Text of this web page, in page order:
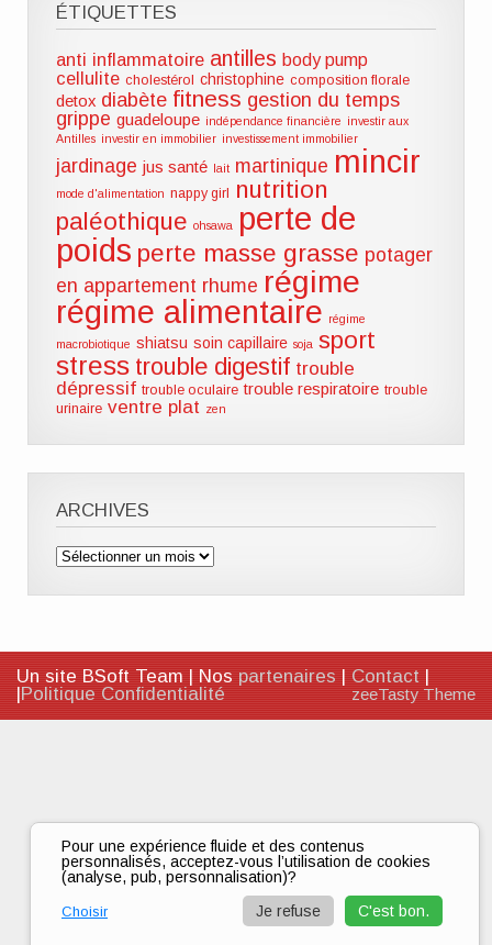
ÉTIQUETTES
anti inflammatoire antilles body pump
cellulite cholestérol christophine composition florale
detox diabète fitness gestion du temps
grippe guadeloupe indépendance financière investir aux
Antilles investir en immobilier investissement immobilier
jardinage jus santé lait martinique mincir
mode d'alimentation nappy girl
nutrition
paléothique ohsawa
perte de
poids perte masse grasse potager
en appartement rhume régime
régime alimentaire régime
macrobiotique shiatsu soin capillaire soja sport
stress trouble digestif trouble
dépressif trouble oculaire trouble respiratoire trouble
urinaire ventre plat zen
ARCHIVES
Archives
Un site BSoft Team | Nos partenaires | Contact |
|Politique Confidentialité zeeTasty Theme
Pour une expérience fluide et des contenus
personnalisés, acceptez-vous l’utilisation de cookies
(analyse, pub, personnalisation)?
Choisir Je refuse C'est bon.